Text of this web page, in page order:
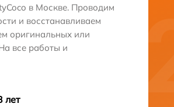
в Москве. Проводим
и восстанавливаем
оригинальных или
все работы и
лет